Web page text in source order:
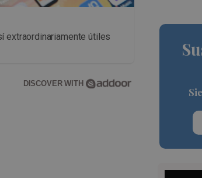
extraordinariamente útiles
DISCOVER WITH